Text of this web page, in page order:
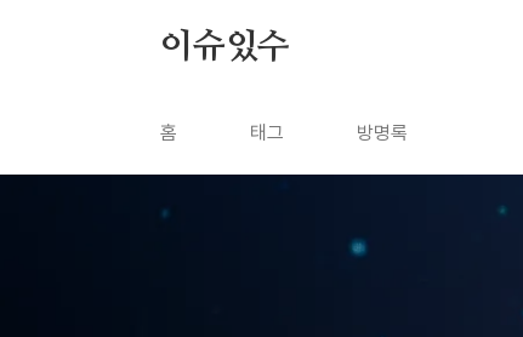
이슈있수
홈 태그 방명록